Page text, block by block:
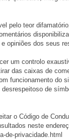
pelo teor
opiniões dos seus
um controlo
das caixas de
funcionamento do
de
o Código de
neste
de-privacidade.html